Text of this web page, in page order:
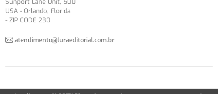
USA - Orlando, Florida
- ZIP CODE 230
atendimento@luraeditorial.com.br